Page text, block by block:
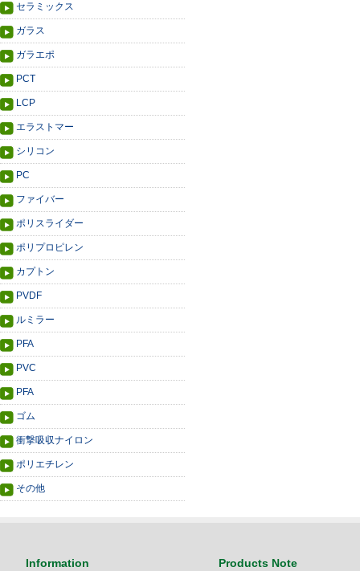
セラミックス
ガラス
ガラエポ
PCT
LCP
エラストマー
シリコン
PC
ファイバー
ポリスライダー
ポリプロピレン
カプトン
PVDF
ルミラー
PFA
PVC
PFA
ゴム
衝撃吸収ナイロン
ポリエチレン
その他
Information Products Note